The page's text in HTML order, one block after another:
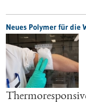
Neues Polymer für die